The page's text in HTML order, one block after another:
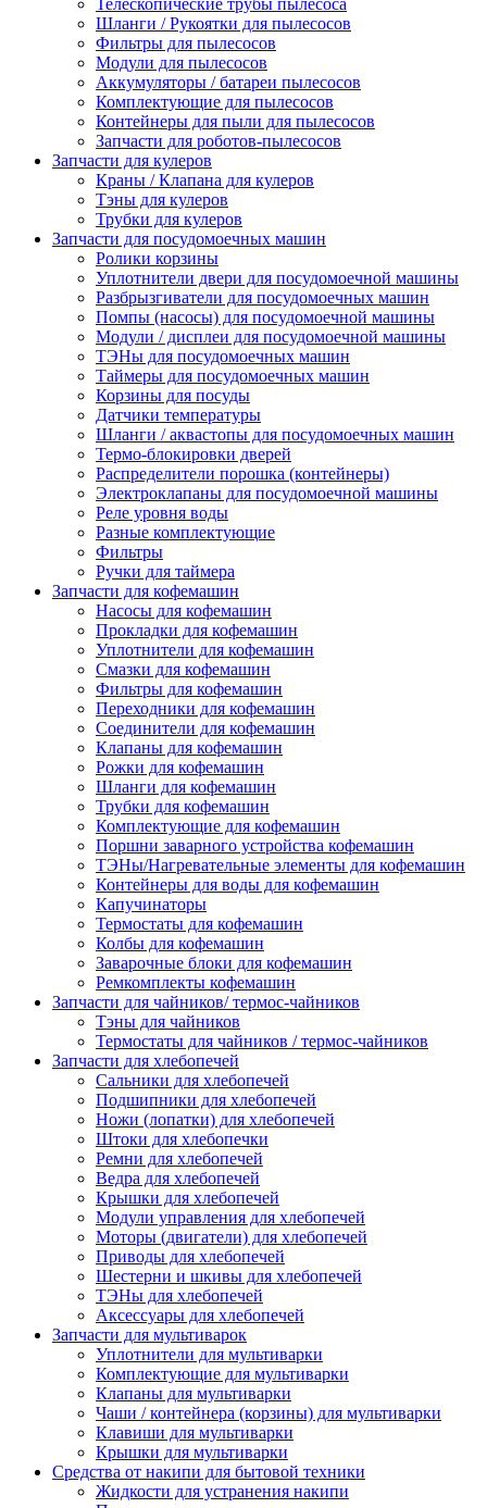
Телескопические трубы пылесоса
Шланги / Рукоятки для пылесосов
Фильтры для пылесосов
Модули для пылесосов
Аккумуляторы / батареи пылесосов
Комплектующие для пылесосов
Контейнеры для пыли для пылесосов
Запчасти для роботов-пылесосов
Запчасти для кулеров
Краны / Клапана для кулеров
Тэны для кулеров
Трубки для кулеров
Запчасти для посудомоечных машин
Ролики корзины
Уплотнители двери для посудомоечной машины
Разбрызгиватели для посудомоечных машин
Помпы (насосы) для посудомоечной машины
Модули / дисплеи для посудомоечной машины
ТЭНы для посудомоечных машин
Таймеры для посудомоечных машин
Корзины для посуды
Датчики температуры
Шланги / аквастопы для посудомоечных машин
Термо-блокировки дверей
Распределители порошка (контейнеры)
Электроклапаны для посудомоечной машины
Реле уровня воды
Разные комплектующие
Фильтры
Ручки для таймера
Запчасти для кофемашин
Насосы для кофемашин
Прокладки для кофемашин
Уплотнители для кофемашин
Смазки для кофемашин
Фильтры для кофемашин
Переходники для кофемашин
Соединители для кофемашин
Клапаны для кофемашин
Рожки для кофемашин
Шланги для кофемашин
Трубки для кофемашин
Комплектующие для кофемашин
Поршни заварного устройства кофемашин
ТЭНы/Нагревательные элементы для кофемашин
Контейнеры для воды для кофемашин
Капучинаторы
Термостаты для кофемашин
Колбы для кофемашин
Заварочные блоки для кофемашин
Ремкомплекты кофемашин
Запчасти для чайников/ термос-чайников
Тэны для чайников
Термостаты для чайников / термос-чайников
Запчасти для хлебопечей
Сальники для хлебопечей
Подшипники для хлебопечей
Ножи (лопатки) для хлебопечей
Штоки для хлебопечки
Ремни для хлебопечей
Ведра для хлебопечей
Крышки для хлебопечей
Модули управления для хлебопечей
Моторы (двигатели) для хлебопечей
Приводы для хлебопечей
Шестерни и шкивы для хлебопечей
ТЭНы для хлебопечей
Аксессуары для хлебопечей
Запчасти для мультиварок
Уплотнители для мультиварки
Комплектующие для мультиварки
Клапаны для мультиварки
Чаши / контейнера (корзины) для мультиварки
Клавиши для мультиварки
Крышки для мультиварки
Средства от накипи для бытовой техники
Жидкости для устранения накипи